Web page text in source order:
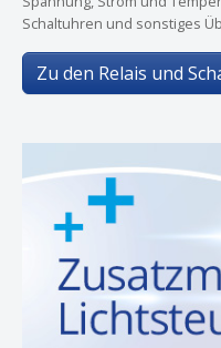
Schaltuhren und sonstiges
Zu den Relais und